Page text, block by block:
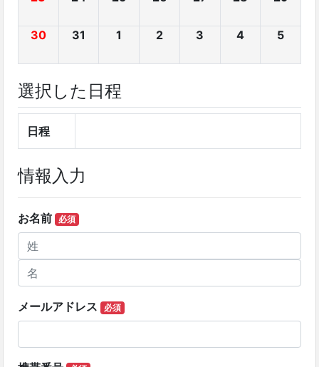
30 31 1 2 3 4 5
選択した日程
日程
情報入力
お名前 必須
メールアドレス 必須